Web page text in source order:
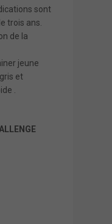
sont
trois ans.
de la
jeune
et
.